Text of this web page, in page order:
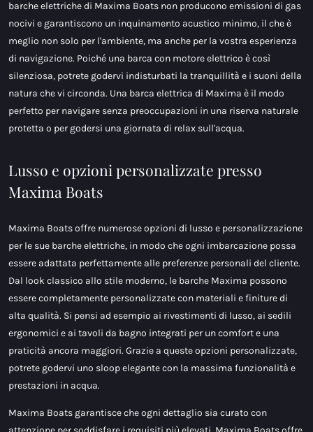
barche elettriche di Maxima Boats non producono emissioni di gas
nocivi e garantiscono un inquinamento acustico minimo, il che è
meglio non solo per l'ambiente, ma anche per la vostra esperienza
di navigazione. Poiché una barca con motore elettrico è così
silenziosa, potrete godervi indisturbati la tranquillità e i suoni della
natura che vi circonda. Una barca elettrica di Maxima è il modo
perfetto per navigare senza preoccupazioni in una riserva naturale
protetta o per godersi una giornata di relax sull'acqua.
Lusso e opzioni personalizzate presso
Maxima Boats
Maxima Boats offre numerose opzioni di lusso e personalizzazione
per le sue barche elettriche, in modo che ogni imbarcazione possa
essere adattata perfettamente alle preferenze personali del cliente.
Dal look classico allo stile moderno, le barche Maxima possono
essere completamente personalizzate con materiali e finiture di
alta qualità. Si pensi ad esempio ai rivestimenti di lusso, ai sedili
ergonomici e ai tavoli da bagno integrati per un comfort e una
praticità ancora maggiori. Grazie a queste opzioni personalizzate,
potrete godervi uno sloop elegante con la massima funzionalità e
prestazioni in acqua.
Maxima Boats garantisce che ogni dettaglio sia curato con